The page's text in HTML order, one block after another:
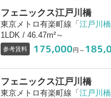
フェニックス江戸川橋
東京メトロ有楽町線「 江戸川橋
1LDK / 46.47m²～
参考賃料 175,000円～
フェニックス江戸川橋
東京メトロ有楽町線「 江戸川橋